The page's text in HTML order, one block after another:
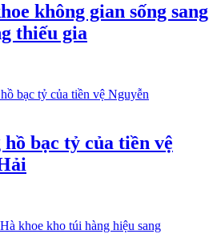
không gian sống sang
thiếu gia
bạc tỷ của tiền vệ